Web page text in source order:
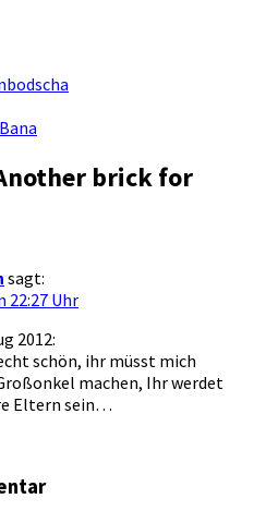
brick for
sagt:
22:27 Uhr
2012:
schön, ihr müsst mich
machen, Ihr werdet
Eltern sein…